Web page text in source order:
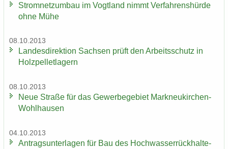
Strom­netz­um­bau im Vogt­land nimmt Ver­fah­rens­hür­de
ohne Mühe
08.10.2013
Lan­des­di­rek­ti­on Sach­sen prüft den Ar­beits­schutz in
Holz­pel­let­la­gern
08.10.2013
Neue Stra­ße für das Ge­wer­be­ge­biet Markneukirchen-​
Wohlhausen
04.10.2013
An­trags­un­ter­la­gen für Bau des Hoch­was­ser­rück­hal­te­